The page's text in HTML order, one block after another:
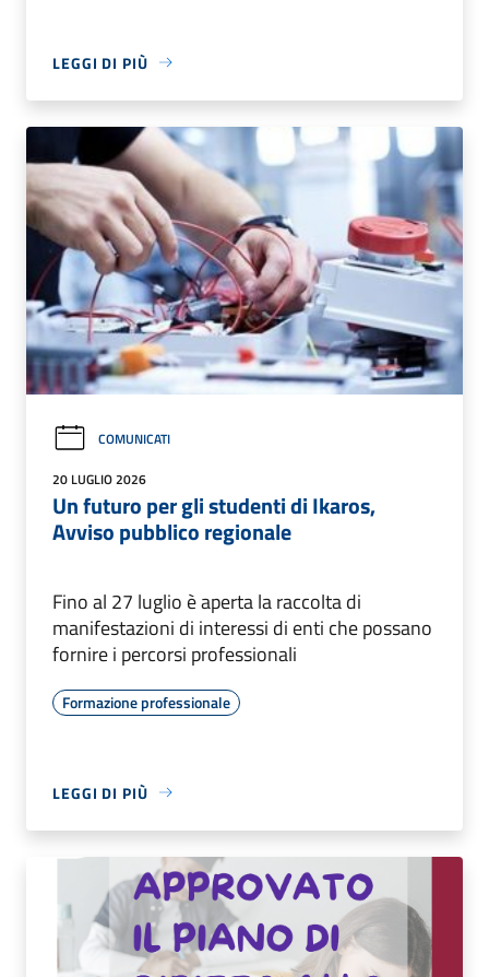
LEGGI DI PIÙ
COMUNICATI
20 LUGLIO 2026
Un futuro per gli studenti di Ikaros,
Avviso pubblico regionale
Fino al 27 luglio è aperta la raccolta di
manifestazioni di interessi di enti che possano
fornire i percorsi professionali
Formazione professionale
LEGGI DI PIÙ